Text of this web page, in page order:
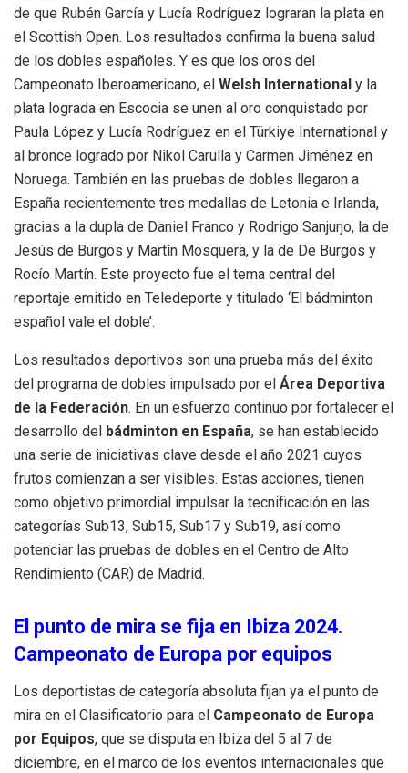
de que Rubén García y Lucía Rodríguez lograran la plata en
el Scottish Open. Los resultados confirma la buena salud
de los dobles españoles. Y es que los oros del
Campeonato Iberoamericano, el Welsh International y la
plata lograda en Escocia se unen al oro conquistado por
Paula López y Lucía Rodríguez en el Türkiye International y
al bronce logrado por Nikol Carulla y Carmen Jiménez en
Noruega. También en las pruebas de dobles llegaron a
España recientemente tres medallas de Letonia e Irlanda,
gracias a la dupla de Daniel Franco y Rodrigo Sanjurjo, la de
Jesús de Burgos y Martín Mosquera, y la de De Burgos y
Rocío Martín. Este proyecto fue el tema central del
reportaje emitido en Teledeporte y titulado ‘El bádminton
español vale el doble’.
Los resultados deportivos son una prueba más del éxito
del programa de dobles impulsado por el Área Deportiva
de la Federación. En un esfuerzo continuo por fortalecer el
desarrollo del
bádminton en España, se han establecido
una serie de iniciativas clave desde el año 2021 cuyos
frutos comienzan a ser visibles. Estas acciones, tienen
como objetivo primordial impulsar la tecnificación en las
categorías Sub13, Sub15, Sub17 y Sub19, así como
potenciar las pruebas de dobles en el Centro de Alto
Rendimiento (CAR) de Madrid.
El punto de mira se fija en Ibiza 2024.
Campeonato de Europa por equipos
Los deportistas de categoría absoluta fijan ya el punto de
mira en el Clasificatorio para el Campeonato de Europa
por Equipos, que se disputa en Ibiza del 5 al 7 de
diciembre, en el marco de los eventos internacionales que